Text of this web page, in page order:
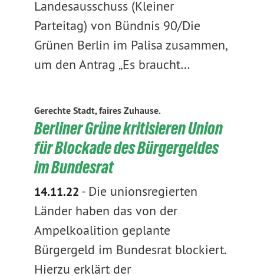
Landesausschuss (Kleiner
Parteitag) von Bündnis 90/Die
Grünen Berlin im Palisa zusammen,
um den Antrag „Es braucht…
Gerechte Stadt, faires Zuhause.
Berliner Grüne kritisieren Union
für Blockade des Bürgergeldes
im Bundesrat
14.11.22 - Die unionsregierten
Länder haben das von der
Ampelkoalition geplante
Bürgergeld im Bundesrat blockiert.
Hierzu erklärt der